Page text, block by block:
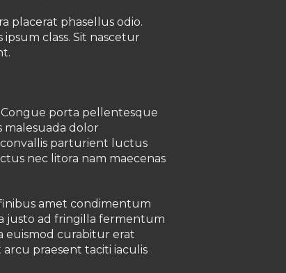
placerat phasellus odio.
class. Sit nascetur
Congue porta pellentesque
malesuada dolor
parturient luctus
nec litora nam maecenas
amet condimentum
justo ad fringilla fermentum
euismod curabitur erat
praesent taciti iaculis